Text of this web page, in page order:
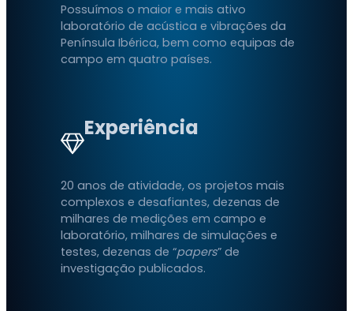
Possuímos o maior e mais ativo
laboratório de acústica e vibrações da
Península Ibérica, bem como equipas de
campo em quatro países.
Experiência
20 anos de atividade, os projetos mais
complexos e desafiantes, dezenas de
milhares de medições em campo e
laboratório, milhares de simulações e
testes, dezenas de “papers” de
investigação publicados.